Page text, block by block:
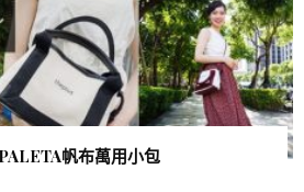
帆布萬用小包